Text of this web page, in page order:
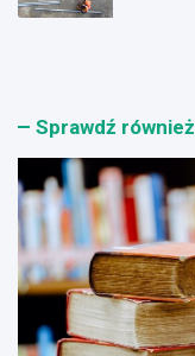
K
n
a
S
t
a
r
U
n
n
i
a
w
r
Sprawdź również